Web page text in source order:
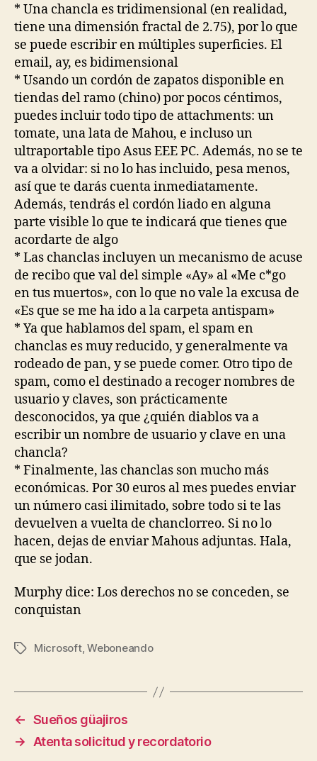
* Una chancla es tridimensional (en realidad,
tiene una dimensión fractal de 2.75), por lo que
se puede escribir en múltiples superficies. El
email, ay, es bidimensional
* Usando un cordón de zapatos disponible en
tiendas del ramo (chino) por pocos céntimos,
puedes incluir todo tipo de attachments: un
tomate, una lata de Mahou, e incluso un
ultraportable tipo Asus EEE PC. Además, no se te
va a olvidar: si no lo has incluido, pesa menos,
así que te darás cuenta inmediatamente.
Además, tendrás el cordón liado en alguna
parte visible lo que te indicará que tienes que
acordarte de algo
* Las chanclas incluyen un mecanismo de acuse
de recibo que val del simple «Ay» al «Me c*go
en tus muertos», con lo que no vale la excusa de
«Es que se me ha ido a la carpeta antispam»
* Ya que hablamos del spam, el spam en
chanclas es muy reducido, y generalmente va
rodeado de pan, y se puede comer. Otro tipo de
spam, como el destinado a recoger nombres de
usuario y claves, son prácticamente
desconocidos, ya que ¿quién diablos va a
escribir un nombre de usuario y clave en una
chancla?
* Finalmente, las chanclas son mucho más
económicas. Por 30 euros al mes puedes enviar
un número casi ilimitado, sobre todo si te las
devuelven a vuelta de chanclorreo. Si no lo
hacen, dejas de enviar Mahous adjuntas. Hala,
que se jodan.
Murphy dice: Los derechos no se conceden, se
conquistan
Etiquetas
Microsoft,Weboneando
← Sueños güajiros
→
Atenta solicitud y recordatorio